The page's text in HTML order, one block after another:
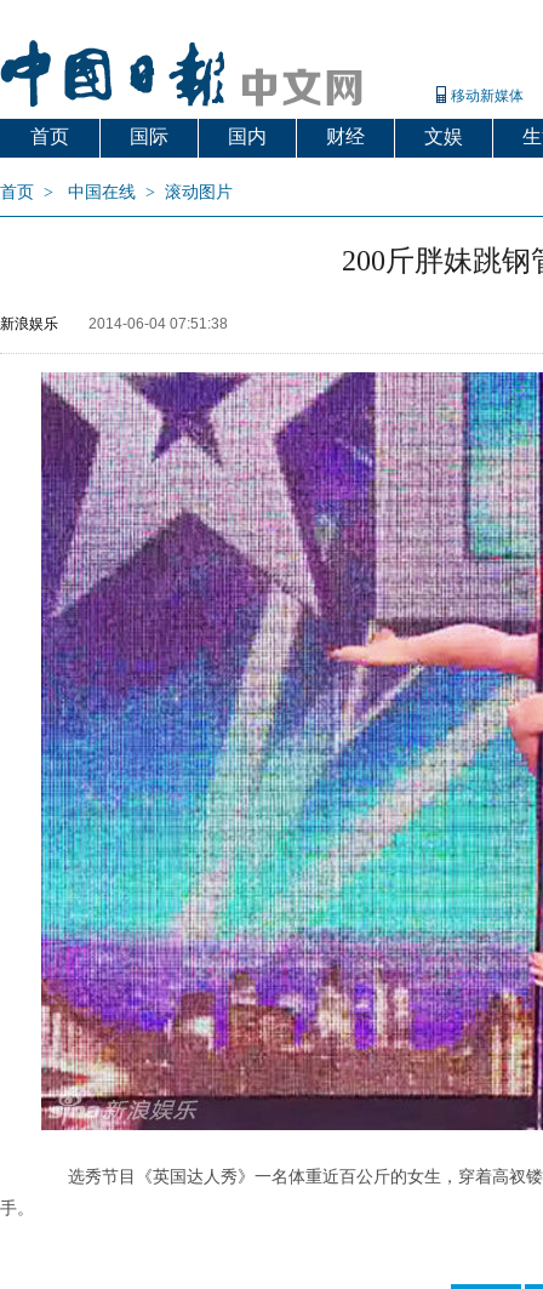
移动新媒体
首页 国际 国内 财经 文娱
首页 > 中国在线 > 滚动图片
200斤胖妹跳
新浪娱乐 2014-06-04 07:51:38
选秀节目《英国达人秀》一名体重近百公斤的女生，穿着高衩
手。